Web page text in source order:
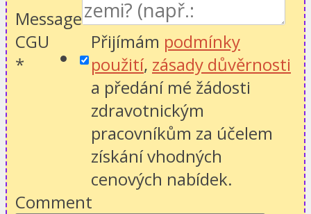
Message
CGU
*
Přijímám podmínky
použití, zásady důvěrnosti
a předání mé žádosti
zdravotnickým
pracovníkům za účelem
získání vhodných
cenových nabídek.
Comment